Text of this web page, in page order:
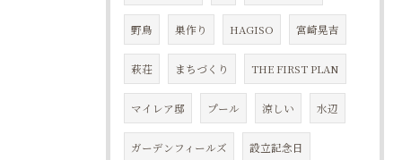
野鳥 巣作り HAGISO 宮崎晃吉
萩荘 まちづくり THE FIRST PLAN
マイレア邸 プール 涼しい 水辺
ガーデンフィールズ 設立記念日